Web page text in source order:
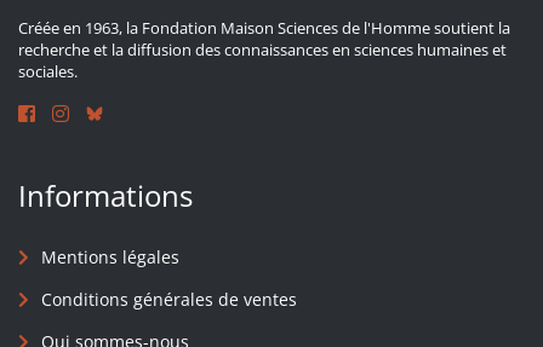
Créée en 1963, la Fondation Maison Sciences de l'Homme soutient la
recherche et la diffusion des connaissances en sciences humaines et
sociales.
Informations
Mentions légales
Conditions générales de ventes
Qui sommes-nous